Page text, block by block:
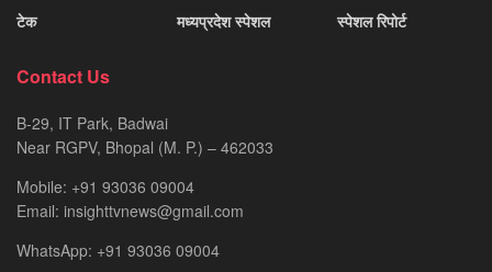
टेक
मध्यप्रदेश स्पेशल
स्पेशल रिपोर्ट
Contact Us
B-29, IT Park, Badwai
Near RGPV, Bhopal (M. P.) – 462033
Mobile: +91 93036 09004
Email: insighttvnews@gmail.com
WhatsApp: +91 93036 09004